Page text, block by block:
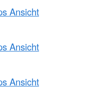
Ansicht
Ansicht
Ansicht